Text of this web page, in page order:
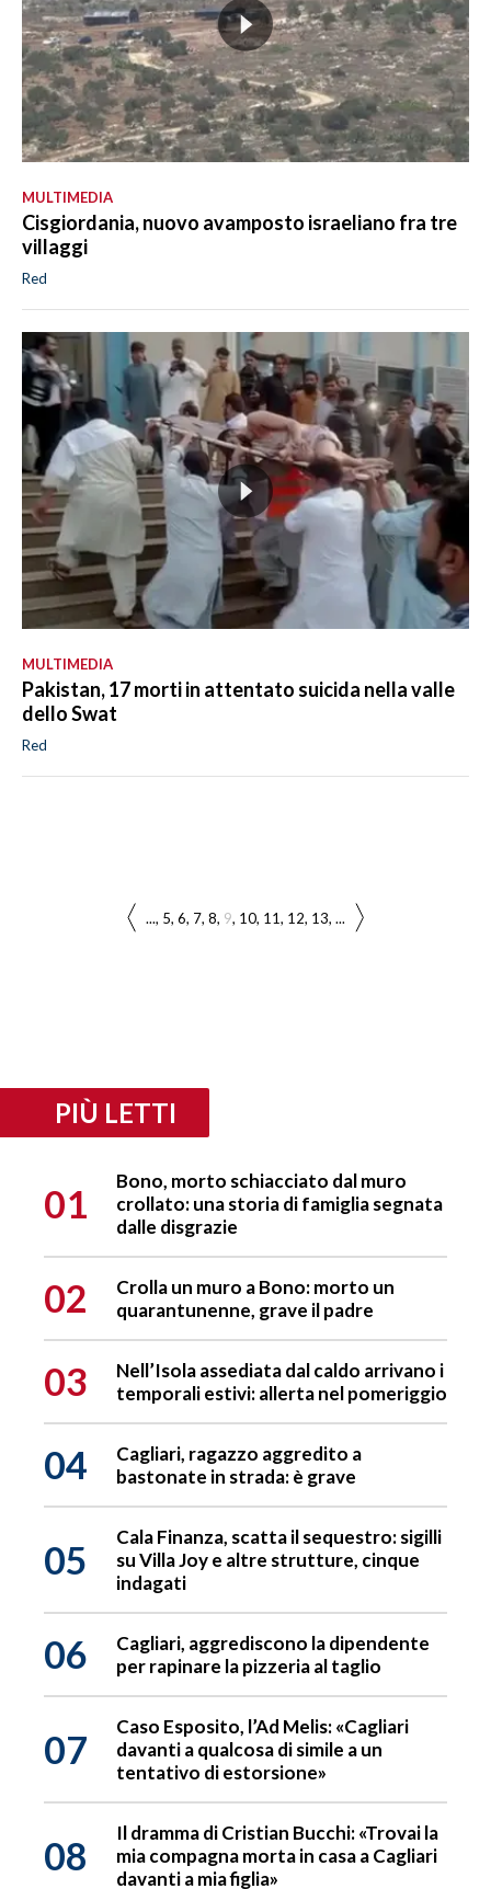
MULTIMEDIA
Cisgiordania, nuovo avamposto israeliano fra tre
villaggi
Red
MULTIMEDIA
Pakistan, 17 morti in attentato suicida nella valle
dello Swat
Red
... 5 6 7 8 9 10 11 12 13 ...
PIÙ LETTI
01
Bono, morto schiacciato dal muro
crollato: una storia di famiglia segnata
dalle disgrazie
02
Crolla un muro a Bono: morto un
quarantunenne, grave il padre
03
Nell’Isola assediata dal caldo arrivano i
temporali estivi: allerta nel pomeriggio
04
Cagliari, ragazzo aggredito a
bastonate in strada: è grave
05
Cala Finanza, scatta il sequestro: sigilli
su Villa Joy e altre strutture, cinque
indagati
06
Cagliari, aggrediscono la dipendente
per rapinare la pizzeria al taglio
07
Caso Esposito, l’Ad Melis: «Cagliari
davanti a qualcosa di simile a un
tentativo di estorsione»
08
Il dramma di Cristian Bucchi: «Trovai la
mia compagna morta in casa a Cagliari
davanti a mia figlia»